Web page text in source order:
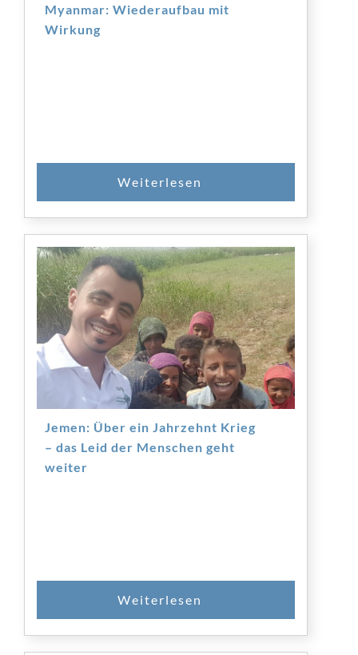
Myanmar: Wiederaufbau mit
Wirkung
Jemen: Über ein Jahrzehnt Krieg
– das Leid der Menschen geht
weiter